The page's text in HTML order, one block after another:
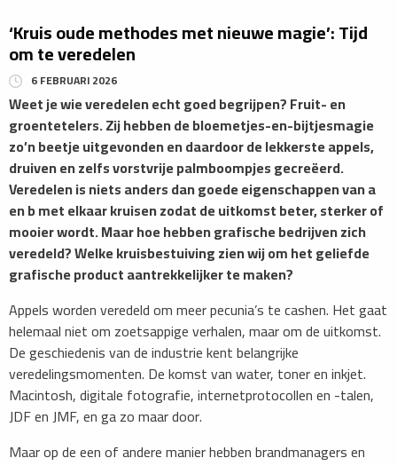
‘Kruis oude methodes met nieuwe magie’: Tijd
om te veredelen
6 FEBRUARI 2026
​Weet je wie veredelen echt goed begrijpen? Fruit- en
groentetelers. Zij hebben de bloemetjes-en-bijtjesmagie
zo’n beetje uitgevonden en daardoor de lekkerste appels,
druiven en zelfs vorstvrije palmboompjes gecreëerd.
Veredelen is niets anders dan goede eigenschappen van a
en b met elkaar kruisen zodat de uitkomst beter, sterker of
mooier wordt. Maar hoe hebben grafische bedrijven zich
veredeld? Welke kruisbestuiving zien wij om het geliefde
grafische product aantrekkelijker te maken?
​Appels worden veredeld om meer pecunia’s te cashen. Het gaat
helemaal niet om zoetsappige verhalen, maar om de uitkomst.
De geschiedenis van de industrie kent belangrijke
veredelingsmomenten. De komst van water, toner en inkjet.
Macintosh, digitale fotografie, internetprotocollen en -talen,
JDF en JMF, en ga zo maar door.
Maar op de een of andere manier hebben brandmanagers en